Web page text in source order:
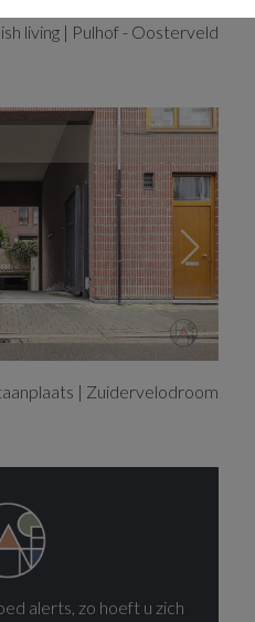
living | Pulhof - Oosterveld
| Zuidervelodroom
alerts, zo hoeft u zich